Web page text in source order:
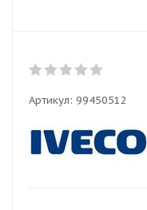
Артикул: 99450512